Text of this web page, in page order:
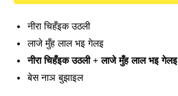
नीरा चिहँइक उठली
लाजे मुँह लाल भइ गेलइ
नीरा चिहँइक उठली + लाजे मुँह लाल भइ गेलइ
बेस नाञ बुझाइल